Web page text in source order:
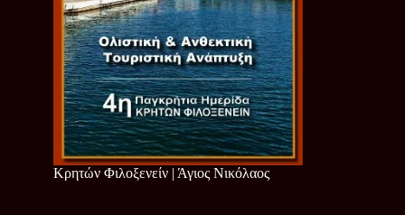
Κρητών Φιλοξενείν | Άγιος Νικόλαος